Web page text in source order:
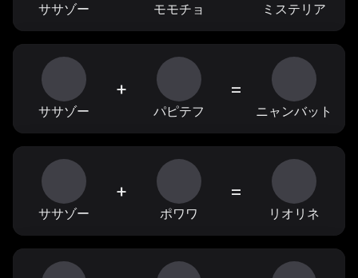
ササゾー モモチョ ミステリア
ササゾー
+
パピテフ
=
ニャンバット
ササゾー
+
ポワワ
=
リオリネ